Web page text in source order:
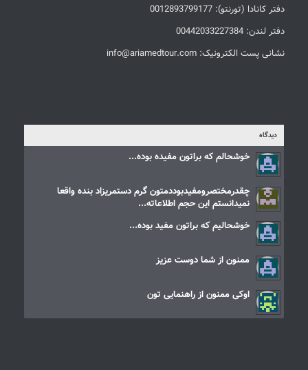
دفتر کانادا (تورنتو): 0012893799177
دفتر لندن: 00442033227384
نشانی پست الکترونیک: info@ariamedtour.com
دیدگاه
خوشحالم که براتون مفیده بوده...
چقدرمختصرومفیدبوددمتون گرم دستمریزاد بنده واقعا
نمیدانستم این حجم اطلاعاته...
خوشحالیم که براتون مفید بوده...
ممنون از شما دوست عزیز
اوکی ممنون از راهنمایی تون